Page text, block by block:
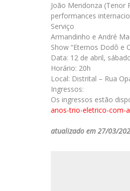
João Mendonza
performances
Serviço
Armandinho e André
Show “Eternos Dodô e
Data: 12 de abril,
Horário: 20h
Local: Distrital – Rua
Ingressos:
Os ingressos estão
anos-trio-eletrico-com-
atualizado em 27/03/